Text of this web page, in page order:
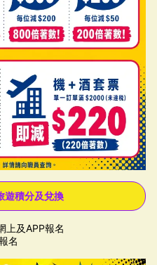
遊積分及兌換
上及APP報名
名